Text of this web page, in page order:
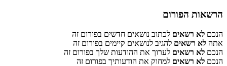
הרשאות הפורום
הנכם לא רשאים לכתוב נושאים חדשים בפורום זה
אתה לא רשאים להגיב לנושאים קיימים בפורום זה
הנכם לא רשאים לערוך את ההודעות שלך בפורום זה
הנכם לא רשאים למחוק את הודעותיך בפורום זה